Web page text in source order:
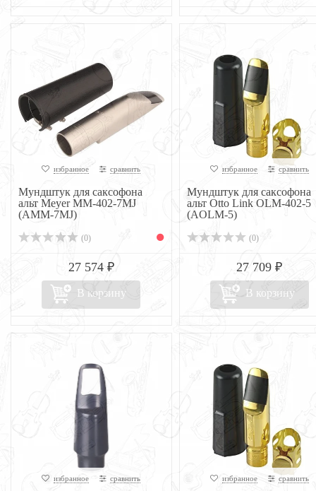
избранное сравнить
Мундштук для саксофона
альт Meyer MM-402-7MJ
(AMM-7MJ)
(0)
27 574 ₽
В корзину
избранное сравнить
Мундштук для саксофона
альт Otto Link OLM-402-5
(AOLM-5)
(0)
27 709 ₽
В корзину
избранное сравнить избранное сравнить